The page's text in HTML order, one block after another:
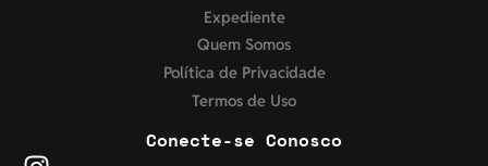
Expediente
Quem Somos
Política de Privacidade
Termos de Uso
Conecte-se Conosco